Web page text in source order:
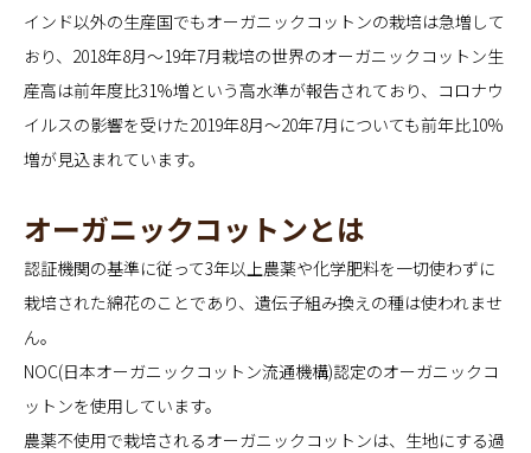
インド以外の生産国でもオーガニックコットンの栽培は急増して
おり、2018年8月～19年7月栽培の世界のオーガニックコットン生
産高は前年度比31%増という高水準が報告されており、コロナウ
イルスの影響を受けた2019年8月～20年7月についても前年比10%
増が見込まれています。
オーガニックコットンとは
認証機関の基準に従って3年以上農薬や化学肥料を一切使わずに
栽培された綿花のことであり、遺伝子組み換えの種は使われませ
ん。
NOC(日本オーガニックコットン流通機構)認定のオーガニックコ
ットンを使用しています。
農薬不使用で栽培されるオーガニックコットンは、生地にする過